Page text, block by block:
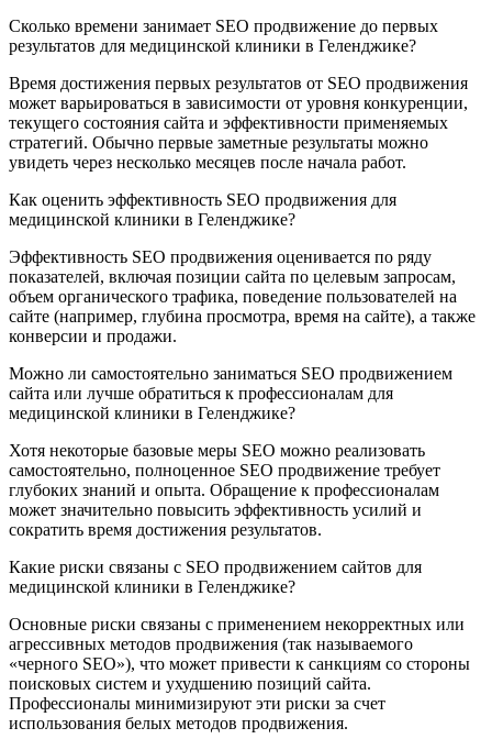
Сколько времени занимает SEO продвижение до первых
результатов для медицинской клиники в Геленджике?
Время достижения первых результатов от SEO продвижения
может варьироваться в зависимости от уровня конкуренции,
текущего состояния сайта и эффективности применяемых
стратегий. Обычно первые заметные результаты можно
увидеть через несколько месяцев после начала работ.
Как оценить эффективность SEO продвижения для
медицинской клиники в Геленджике?
Эффективность SEO продвижения оценивается по ряду
показателей, включая позиции сайта по целевым запросам,
объем органического трафика, поведение пользователей на
сайте (например, глубина просмотра, время на сайте), а также
конверсии и продажи.
Можно ли самостоятельно заниматься SEO продвижением
сайта или лучше обратиться к профессионалам для
медицинской клиники в Геленджике?
Хотя некоторые базовые меры SEO можно реализовать
самостоятельно, полноценное SEO продвижение требует
глубоких знаний и опыта. Обращение к профессионалам
может значительно повысить эффективность усилий и
сократить время достижения результатов.
Какие риски связаны с SEO продвижением сайтов для
медицинской клиники в Геленджике?
Основные риски связаны с применением некорректных или
агрессивных методов продвижения (так называемого
«черного SEO»), что может привести к санкциям со стороны
поисковых систем и ухудшению позиций сайта.
Профессионалы минимизируют эти риски за счет
использования белых методов продвижения.